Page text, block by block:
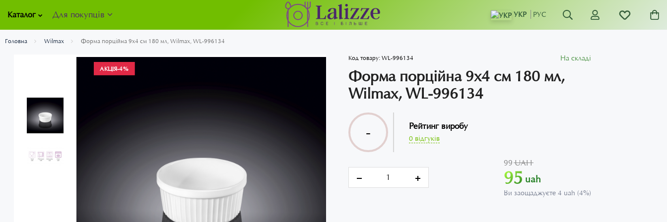
Каталог Для покупців УКР РУС
Головна Wilmax Форма порційна 9х4 см 180 мл, Wilmax, WL-996134
АКЦІЯ-4%
Код товару:WL-996134 На складі
Форма порційна 9х4 см 180 мл,
Wilmax, WL-996134
- Рейтинг виробу
0 відгуків
99 UAH
95 uah
Ви заощаджуєте 4 uah (4%)